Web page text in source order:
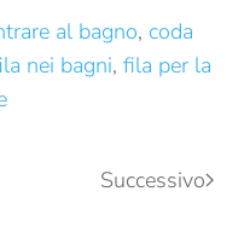
al bagno, coda
nei bagni, fila per la
Successivo